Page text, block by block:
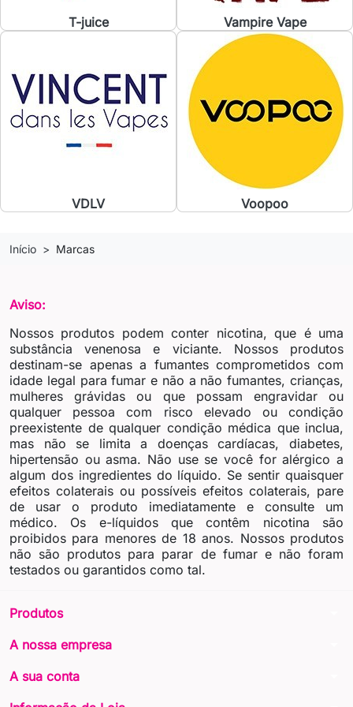
T-juice Vampire Vape
VDLV Voopoo
Início Marcas
Aviso:
Nossos produtos podem conter nicotina, que é uma
substância venenosa e viciante. Nossos produtos
destinam-se apenas a fumantes comprometidos com
idade legal para fumar e não a não fumantes, crianças,
mulheres grávidas ou que possam engravidar ou
qualquer pessoa com risco elevado ou condição
preexistente de qualquer condição médica que inclua,
mas não se limita a doenças cardíacas, diabetes,
hipertensão ou asma. Não use se você for alérgico a
algum dos ingredientes do líquido. Se sentir quaisquer
efeitos colaterais ou possíveis efeitos colaterais, pare
de usar o produto imediatamente e consulte um
médico. Os e-líquidos que contêm nicotina são
proibidos para menores de 18 anos. Nossos produtos
não são produtos para parar de fumar e não foram
testados ou garantidos como tal.
Produtos
A nossa empresa
A sua conta